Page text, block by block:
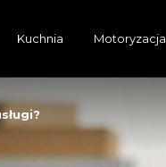
Kuchnia Motoryzacja